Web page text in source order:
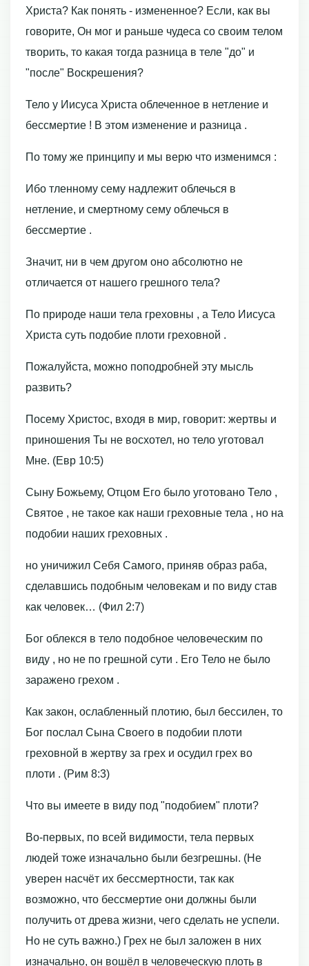
Христа? Как понять - измененное? Если, как вы
говорите, Он мог и раньше чудеса со своим телом
творить, то какая тогда разница в теле "до" и
"после" Воскрешения?
Тело у Иисуса Христа облеченное в нетление и
бессмертие ! В этом изменение и разница .
По тому же принципу и мы верю что изменимся :
Ибо тленному сему надлежит облечься в
нетление, и смертному сему облечься в
бессмертие .
Значит, ни в чем другом оно абсолютно не
отличается от нашего грешного тела?
По природе наши тела греховны , а Тело Иисуса
Христа суть подобие плоти греховной .
Пожалуйста, можно поподробней эту мысль
развить?
Посему Христос, входя в мир, говорит: жертвы и
приношения Ты не восхотел, но тело уготовал
Мне. (Евр 10:5)
Сыну Божьему, Отцом Его было уготовано Тело ,
Святое , не такое как наши греховные тела , но на
подобии наших греховных .
но уничижил Себя Самого, приняв образ раба,
сделавшись подобным человекам и по виду став
как человек… (Фил 2:7)
Бог облекся в тело подобное человеческим по
виду , но не по грешной сути . Его Тело не было
заражено грехом .
Как закон, ослабленный плотию, был бессилен, то
Бог послал Сына Своего в подобии плоти
греховной в жертву за грех и осудил грех во
плоти . (Рим 8:3)
Что вы имеете в виду под "подобием" плоти?
Во-первых, по всей видимости, тела первых
людей тоже изначально были безгрешны. (Не
уверен насчёт их бессмертности, так как
возможно, что бессмертие они должны были
получить от древа жизни, чего сделать не успели.
Но не суть важно.) Грех не был заложен в них
изначально, он вошёл в человеческую плоть в